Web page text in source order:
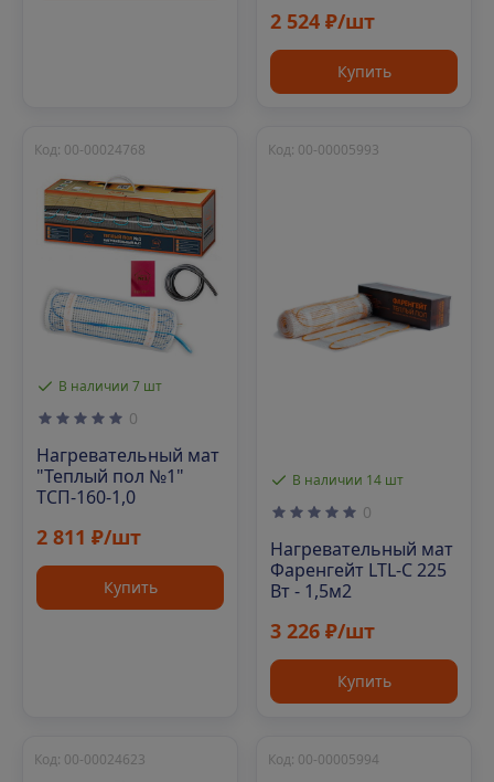
2 524 ₽/шт
Купить
В наличии 7 шт
Код: 00-00024768
0
Нагревательный мат
"Теплый пол №1"
ТСП-160-1,0
2 811 ₽/шт
Купить
В наличии 14 шт
Код: 00-00005993
0
Нагревательный мат
Фаренгейт LTL-C 225
Вт - 1,5м2
3 226 ₽/шт
Купить
Код: 00-00024623 Код: 00-00005994